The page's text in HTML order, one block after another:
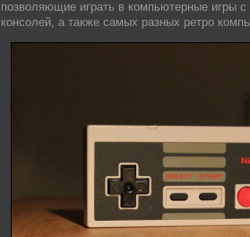
позволяющие играть в компьютерные игры с
консолей, а также самых разных ретро